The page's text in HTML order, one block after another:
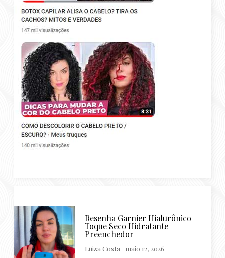
Resenha Garnier Hialurônico
Toque Seco Hidratante
Preenchedor
Luiza Costa maio 12, 2026